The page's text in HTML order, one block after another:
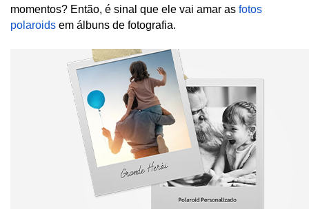
momentos? Então, é sinal que ele vai amar as fotos
polaroids em álbuns de fotografia.